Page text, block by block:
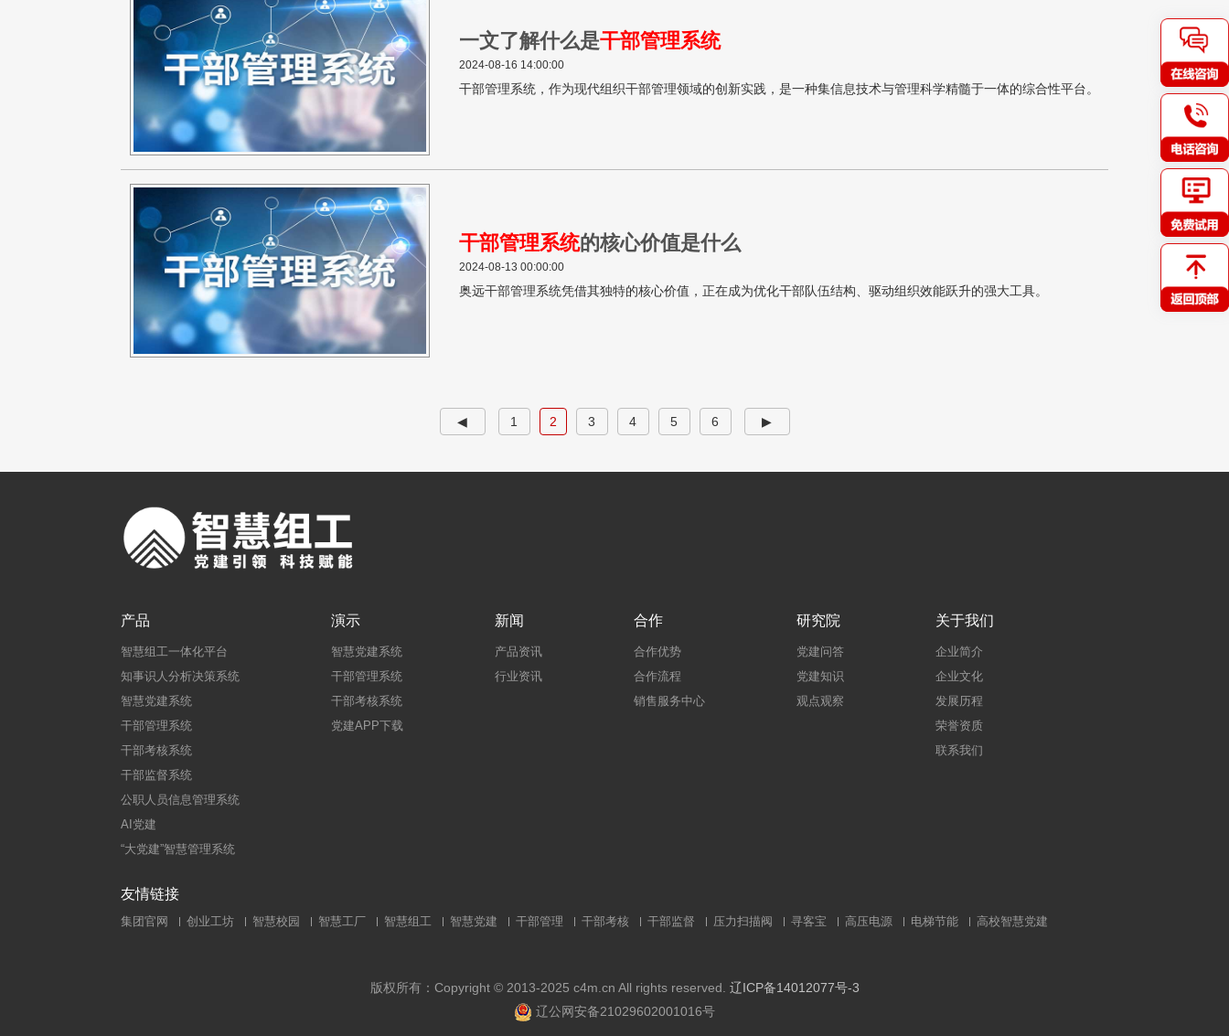
一文了解什么是干部管理系统
2024-08-16 14:00:00
干部管理系统，作为现代组织干部管理领域的创新实践，是一种集信息技术与管理科学精髓于一体的综合性平台。
干部管理系统的核心价值是什么
2024-08-13 00:00:00
奥远干部管理系统凭借其独特的核心价值，正在成为优化干部队伍结构、驱动组织效能跃升的强大工具。
◀ 1 2 3 4 5 6 ▶
产品
智慧组工一体化平台
知事识人分析决策系统
智慧党建系统
干部管理系统
干部考核系统
干部监督系统
公职人员信息管理系统
AI党建
“大党建”智慧管理系统
演示
智慧党建系统
干部管理系统
干部考核系统
党建APP下载
新闻
产品资讯
行业资讯
合作
合作优势
合作流程
销售服务中心
研究院
党建问答
党建知识
观点观察
关于我们
企业简介
企业文化
发展历程
荣誉资质
联系我们
友情链接
集团官网 创业工坊 智慧校园 智慧工厂 智慧组工 智慧党建 干部管理 干部考核 干部监督 压力扫描阀 寻客宝 高压电源 电梯节能 高校智慧党建
版权所有：Copyright © 2013-2025 c4m.cn All rights reserved. 辽ICP备14012077号-3
辽公网安备21029602001016号